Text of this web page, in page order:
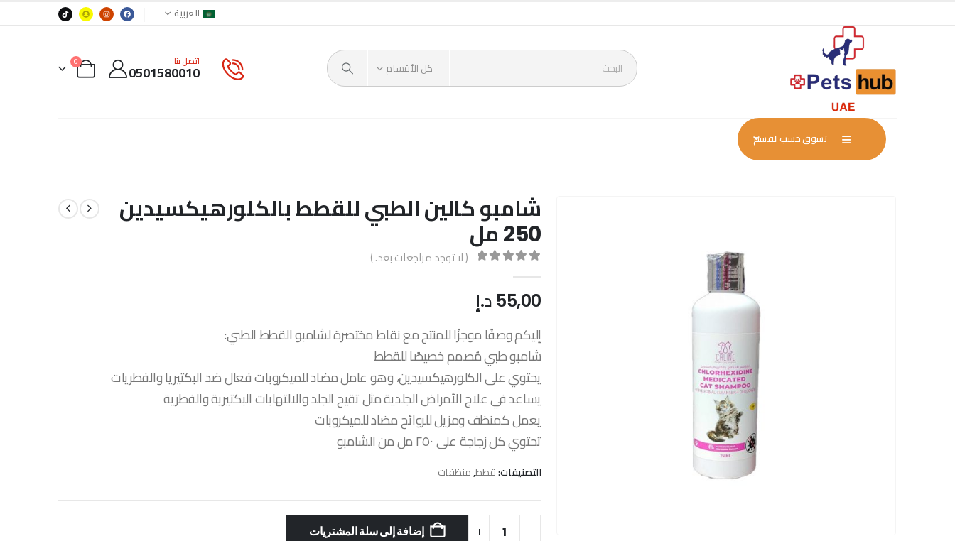
العربية
كل الأقسام اتصل بنا
0501580010
0
تسوق حسب القسم
شامبو كالين الطبي للقطط بالكلورهيكسيدين
250 مل
( لا توجد مراجعات بعد. )
55,00 د.إ
إليكم وصفًا موجزًا ​​للمنتج مع نقاط مختصرة لشامبو القطط الطبي:
شامبو طبي مُصمم خصيصًا للقطط
يحتوي على الكلورهيكسيدين، وهو عامل مضاد للميكروبات فعال ضد البكتيريا والفطريات
يساعد في علاج الأمراض الجلدية مثل تقيح الجلد والالتهابات البكتيرية والفطرية
يعمل كمنظف ومزيل للروائح مضاد للميكروبات
تحتوي كل زجاجة على ٢٥٠ مل من الشامبو
التصنيفات:قطط,منظفات
إضافة إلى سلة المشتريات